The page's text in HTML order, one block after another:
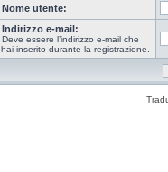
Nome utente:
Indirizzo e-mail:
Deve essere l’indirizzo e-mail che
hai inserito durante la registrazione.